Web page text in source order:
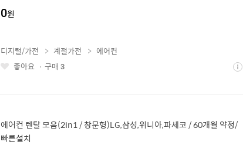
0원
좋 상
디지털/가전 계절가전
에어컨
좋아요
구매 3
에어컨 렌탈 모음(2in1 / 창문형)LG,삼성,위니아,파세코 / 60개월 약정/
빠른설치